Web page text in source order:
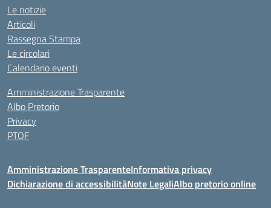
Le notizie
Articoli
Rassegna Stampa
Le circolari
Calendario eventi
Amministrazione Trasparente
Albo Pretorio
Privacy
PTOF
Amministrazione TrasparenteInformativa privacy
Dichiarazione di accessibilitàNote LegaliAlbo pretorio online